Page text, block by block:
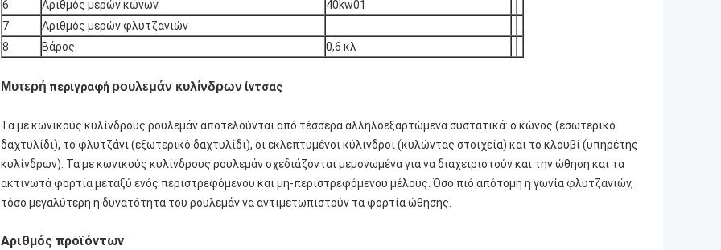
6
Αριθμός μερών κώνων
40kw01
7
Αριθμός μερών φλυτζανιών
8
Βάρος 0,6 κλ
Μυτερή περιγραφή ρουλεμάν κυλίνδρων ίντσας
Τα με κωνικούς κυλίνδρους ρουλεμάν αποτελούνται από τέσσερα αλληλοεξαρτώμενα συστατικά: ο κώνος (εσωτερικό
δαχτυλίδι), το φλυτζάνι (εξωτερικό δαχτυλίδι), οι εκλεπτυμένοι κύλινδροι (κυλώντας στοιχεία) και το κλουβί (υπηρέτης
κυλίνδρων). Τα με κωνικούς κυλίνδρους ρουλεμάν σχεδιάζονται μεμονωμένα για να διαχειριστούν και την ώθηση και τα
ακτινωτά φορτία μεταξύ ενός περιστρεφόμενου και μη-περιστρεφόμενου μέλους. Όσο πιό απότομη η γωνία φλυτζανιών,
τόσο μεγαλύτερη η δυνατότητα του ρουλεμάν να αντιμετωπιστούν τα φορτία ώθησης.
Αριθμός προϊόντων